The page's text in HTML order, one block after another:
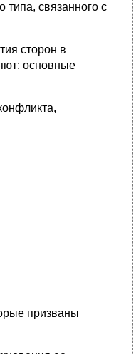
типа, связанного с
сторон в
основные
призваны